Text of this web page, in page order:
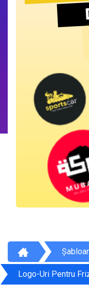
Logo-Uri Pentru